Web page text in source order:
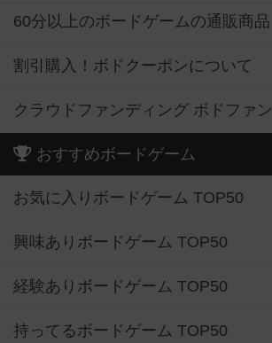
60分以上のボードゲームの通販商品
割引購入！ボドクーポンについて
クラウドファンディング ボドファン
おすすめボードゲーム
お気に入りボードゲーム TOP50
興味ありボードゲーム TOP50
経験ありボードゲーム TOP50
持ってるボードゲーム TOP50